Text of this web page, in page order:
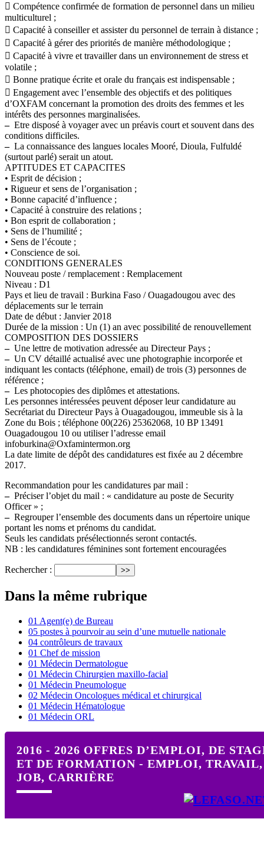
 Compétence confirmée de formation de personnel dans un milieu
multiculturel ;
 Capacité à conseiller et assister du personnel de terrain à distance ;
 Capacité à gérer des priorités de manière méthodologique ;
 Capacité à vivre et travailler dans un environnement de stress et
volatile ;
 Bonne pratique écrite et orale du français est indispensable ;
 Engagement avec l’ensemble des objectifs et des politiques
d’OXFAM concernant la promotion des droits des femmes et les
intérêts des personnes marginalisées.
–Etre disposé à voyager avec un préavis court et souvent dans des
conditions difficiles.
–La connaissance des langues locales Mooré, Dioula, Fulfuldé
(surtout parlé) serait un atout.
APTITUDES ET CAPACITES
• Esprit de décision ;
• Rigueur et sens de l’organisation ;
• Bonne capacité d’influence ;
• Capacité à construire des relations ;
• Bon esprit de collaboration ;
• Sens de l’humilité ;
• Sens de l’écoute ;
• Conscience de soi.
CONDITIONS GENERALES
Nouveau poste / remplacement : Remplacement
Niveau : D1
Pays et lieu de travail : Burkina Faso / Ouagadougou avec des
déplacements sur le terrain
Date de début : Janvier 2018
Durée de la mission : Un (1) an avec possibilité de renouvellement
COMPOSITION DES DOSSIERS
–Une lettre de motivation adressée au Directeur Pays ;
–Un CV détaillé actualisé avec une photographie incorporée et
indiquant les contacts (téléphone, email) de trois (3) personnes de
référence ;
–Les photocopies des diplômes et attestations.
Les personnes intéressées peuvent déposer leur candidature au
Secrétariat du Directeur Pays à Ouagadougou, immeuble sis à la
Zone du Bois ; téléphone 00(226) 25362068, 10 BP 13491
Ouagadougou 10 ou utiliser l’adresse email
infoburkina@Oxfamintermon.org
La date limite de dépôt des candidatures est fixée au 2 décembre
2017.
Recommandation pour les candidatures par mail :
–Préciser l’objet du mail : « candidature au poste de Security
Officer » ;
–Regrouper l’ensemble des documents dans un répertoire unique
portant les noms et prénoms du candidat.
Seuls les candidats présélectionnés seront contactés.
NB : les candidatures féminines sont fortement encouragées
Rechercher :
Dans la même rubrique
01 Agent(e) de Bureau
05 postes à pourvoir au sein d’une mutuelle nationale
04 contrôleurs de travaux
01 Chef de mission
01 Médecin Dermatologue
01 Médecin Chirurgien maxillo-facial
01 Médecin Pneumologue
02 Médecin Oncologues médical et chirurgical
01 Médecin Hématologue
01 Médecin ORL
2016 - 2026 OFFRES D’EMPLOI, DE
ET DE FORMATION - EMPLOI, TRAVAIL,
JOB, CARRIÈRE